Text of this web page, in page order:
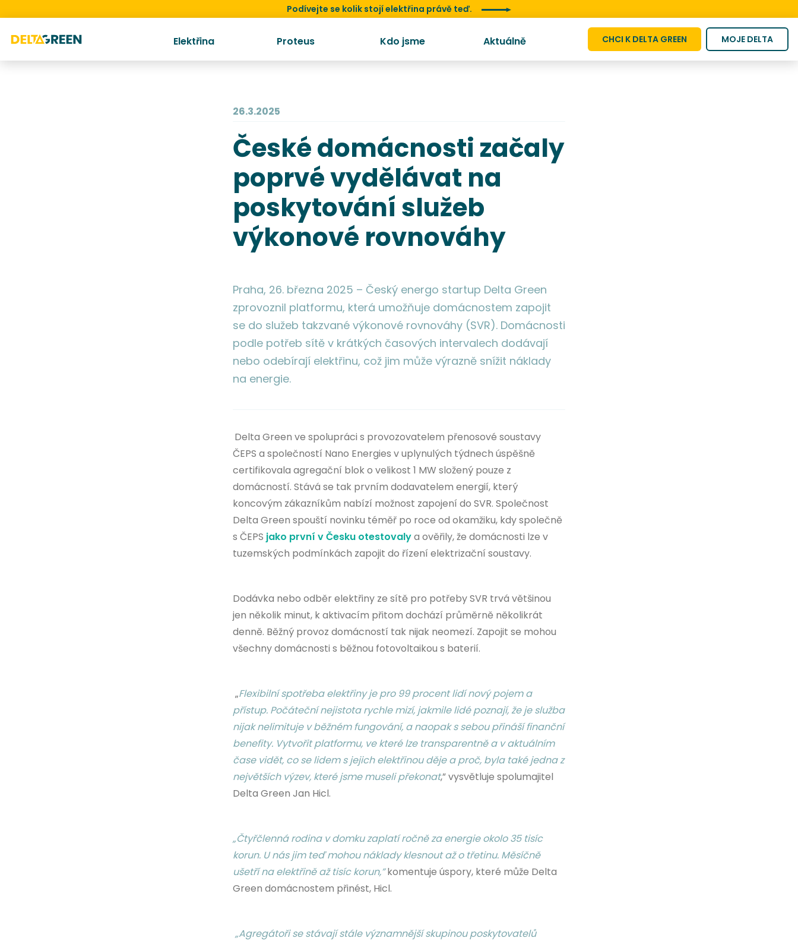
Podívejte se kolik stojí elektřina právě teď.
Elektřina Proteus Kdo jsme Aktuálně CHCI K DELTA GREEN MOJE DELTA
26.3.2025
České domácnosti začaly
poprvé vydělávat na
poskytování služeb
výkonové rovnováhy
‍Praha, 26. března 2025 – Český energo startup Delta Green
zprovoznil platformu, která umožňuje domácnostem zapojit
se do služeb takzvané výkonové rovnováhy (SVR). Domácnosti
podle potřeb sítě v krátkých časových intervalech dodávají
nebo odebírají elektřinu, což jim může výrazně snížit náklady
na energie.
Delta Green ve spolupráci s provozovatelem přenosové soustavy
ČEPS a společností Nano Energies v uplynulých týdnech úspěšně
certifikovala agregační blok o velikost 1 MW složený pouze z
domácností. Stává se tak prvním dodavatelem energií, který
koncovým zákazníkům nabízí možnost zapojení do SVR. Společnost
Delta Green spouští novinku téměř po roce od okamžiku, kdy společně
s ČEPS jako první v Česku otestovalya ověřily, že domácnosti lze v
tuzemských podmínkách zapojit do řízení elektrizační soustavy.
Dodávka nebo odběr elektřiny ze sítě pro potřeby SVR trvá většinou
jen několik minut, k aktivacím přitom dochází průměrně několikrát
denně. Běžný provoz domácností tak nijak neomezí. Zapojit se mohou
všechny domácnosti s běžnou fotovoltaikou s baterií.
„Flexibilní spotřeba elektřiny je pro 99 procent lidí nový pojem a
přístup. Počáteční nejistota rychle mizí, jakmile lidé poznají, že je služba
nijak nelimituje v běžném fungování, a naopak s sebou přináší finanční
benefity. Vytvořit platformu, ve které lze transparentně a v aktuálním
čase vidět, co se lidem s jejich elektřinou děje a proč, byla také jedna z
největších výzev, které jsme museli překonat,” vysvětluje spolumajitel
Delta Green Jan Hicl.
„Čtyřčlenná rodina v domku zaplatí ročně za energie okolo 35 tisíc
korun. U nás jim teď mohou náklady klesnout až o třetinu. Měsíčně
ušetří na elektřině až tisíc korun,”komentuje úspory, které může Delta
Green domácnostem přinést, Hicl.
„Agregátoři se stávají stále významnější skupinou poskytovatelů